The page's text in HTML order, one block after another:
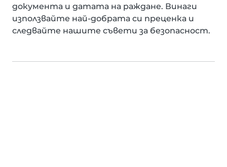
документа и датата на раждане. Винаги
използвайте най-добрата си преценка и
следвайте нашите съвети за безопасност.